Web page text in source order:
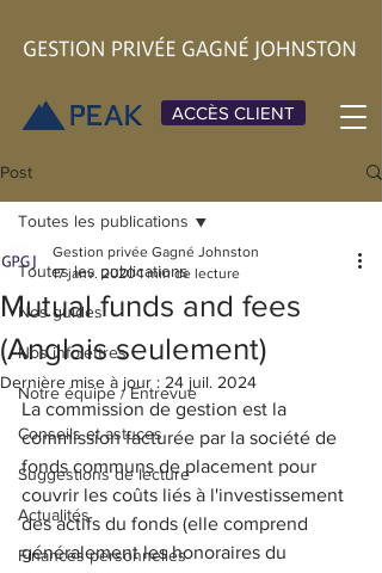
ACCÈS CLIENT
Post
Toutes les publications
Nos guides
Nos infolettres
Notre équipe / Entrevue
Conseils et astuces
Suggestions de lecture
Actualités
Finances personnelles
Toutes les publications
Mutual funds and fees
(Anglais seulement)
Gestion privée Gagné Johnston
17 janv. 2020 1 min de lecture
Dernière mise à jour : 24 juil. 2024
La commission de gestion est la
commission facturée par la société de
fonds communs de placement pour
couvrir les coûts liés à l'investissement
des actifs du fonds (elle comprend
généralement les honoraires du